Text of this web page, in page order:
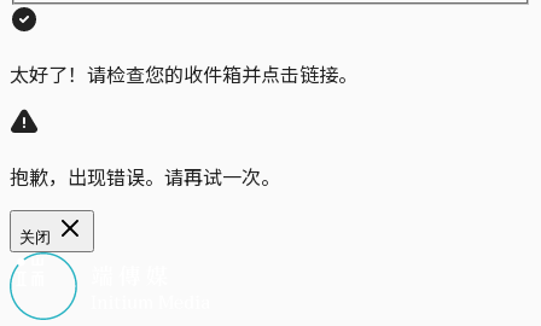
太好了！请检查您的收件箱并点击链接。
抱歉，出现错误。请再试一次。
关闭